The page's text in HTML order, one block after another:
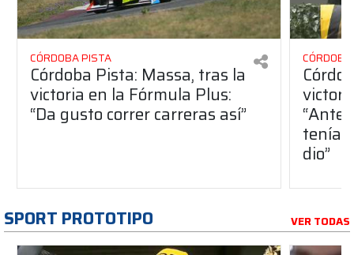
CÓRDOBA PISTA
Córdoba Pista: Massa, tras la
victoria en la Fórmula Plus:
“Da gusto correr carreras así”
dio”
SPORT PROTOTIPO VER TODAS